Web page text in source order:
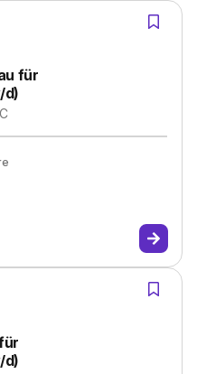
für
d)
d)